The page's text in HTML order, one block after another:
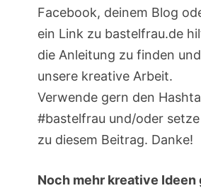
Facebook, deinem Blog
ein Link zu bastelfrau.de
die Anleitung zu finden
unsere kreative Arbeit.
Verwende gern den
#bastelfrau und/oder
zu diesem Beitrag. Danke!
Noch mehr kreative Ideen